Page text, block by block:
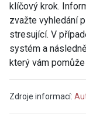
klíčový krok.
zvažte vyhledání
stresující. V
systém a
který vám
Zdroje informací: